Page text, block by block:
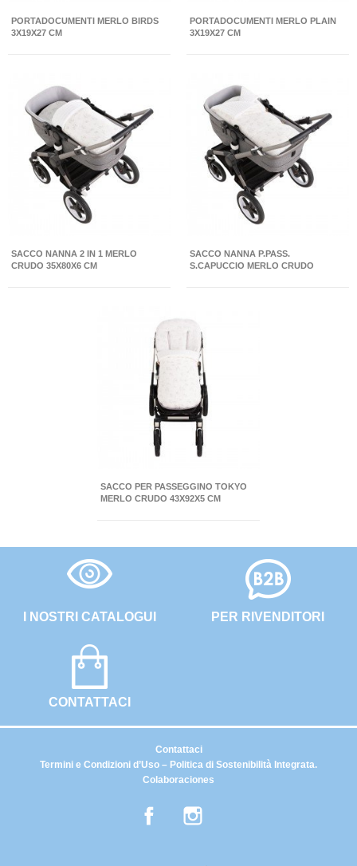
PORTADOCUMENTI MERLO BIRDS
3X19X27 CM
PORTADOCUMENTI MERLO PLAIN
3X19X27 CM
SACCO NANNA 2 IN 1 MERLO
CRUDO 35X80X6 CM
SACCO NANNA P.PASS.
S.CAPUCCIO MERLO CRUDO
SACCO PER PASSEGGINO TOKYO
MERLO CRUDO 43X92X5 CM
I NOSTRI CATALOGUI
CONTATTACI
PER RIVENDITORI
Termini e Condizioni d’Uso – Politica di Sostenibilità Integrata.
Colaboraciones
Contattaci
Facebook